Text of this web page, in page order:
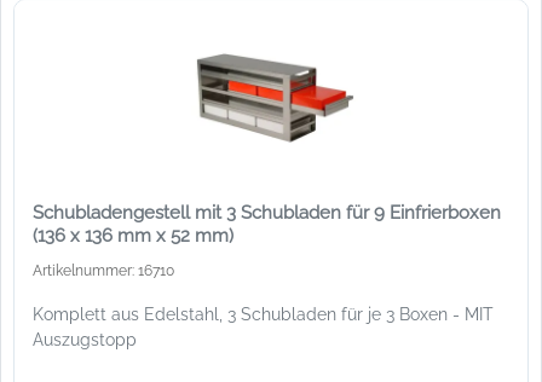
Schubladengestell mit 3 Schubladen für 9 Einfrierboxen
(136 x 136 mm x 52 mm)
Artikelnummer: 16710
Komplett aus Edelstahl, 3 Schubladen für je 3 Boxen - MIT
Auszugstopp